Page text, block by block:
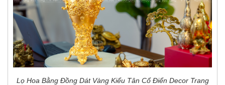
Lọ Hoa Bằng Đ​ồng Dát Vàng Kiểu Tân Cổ Điển Decor Trang